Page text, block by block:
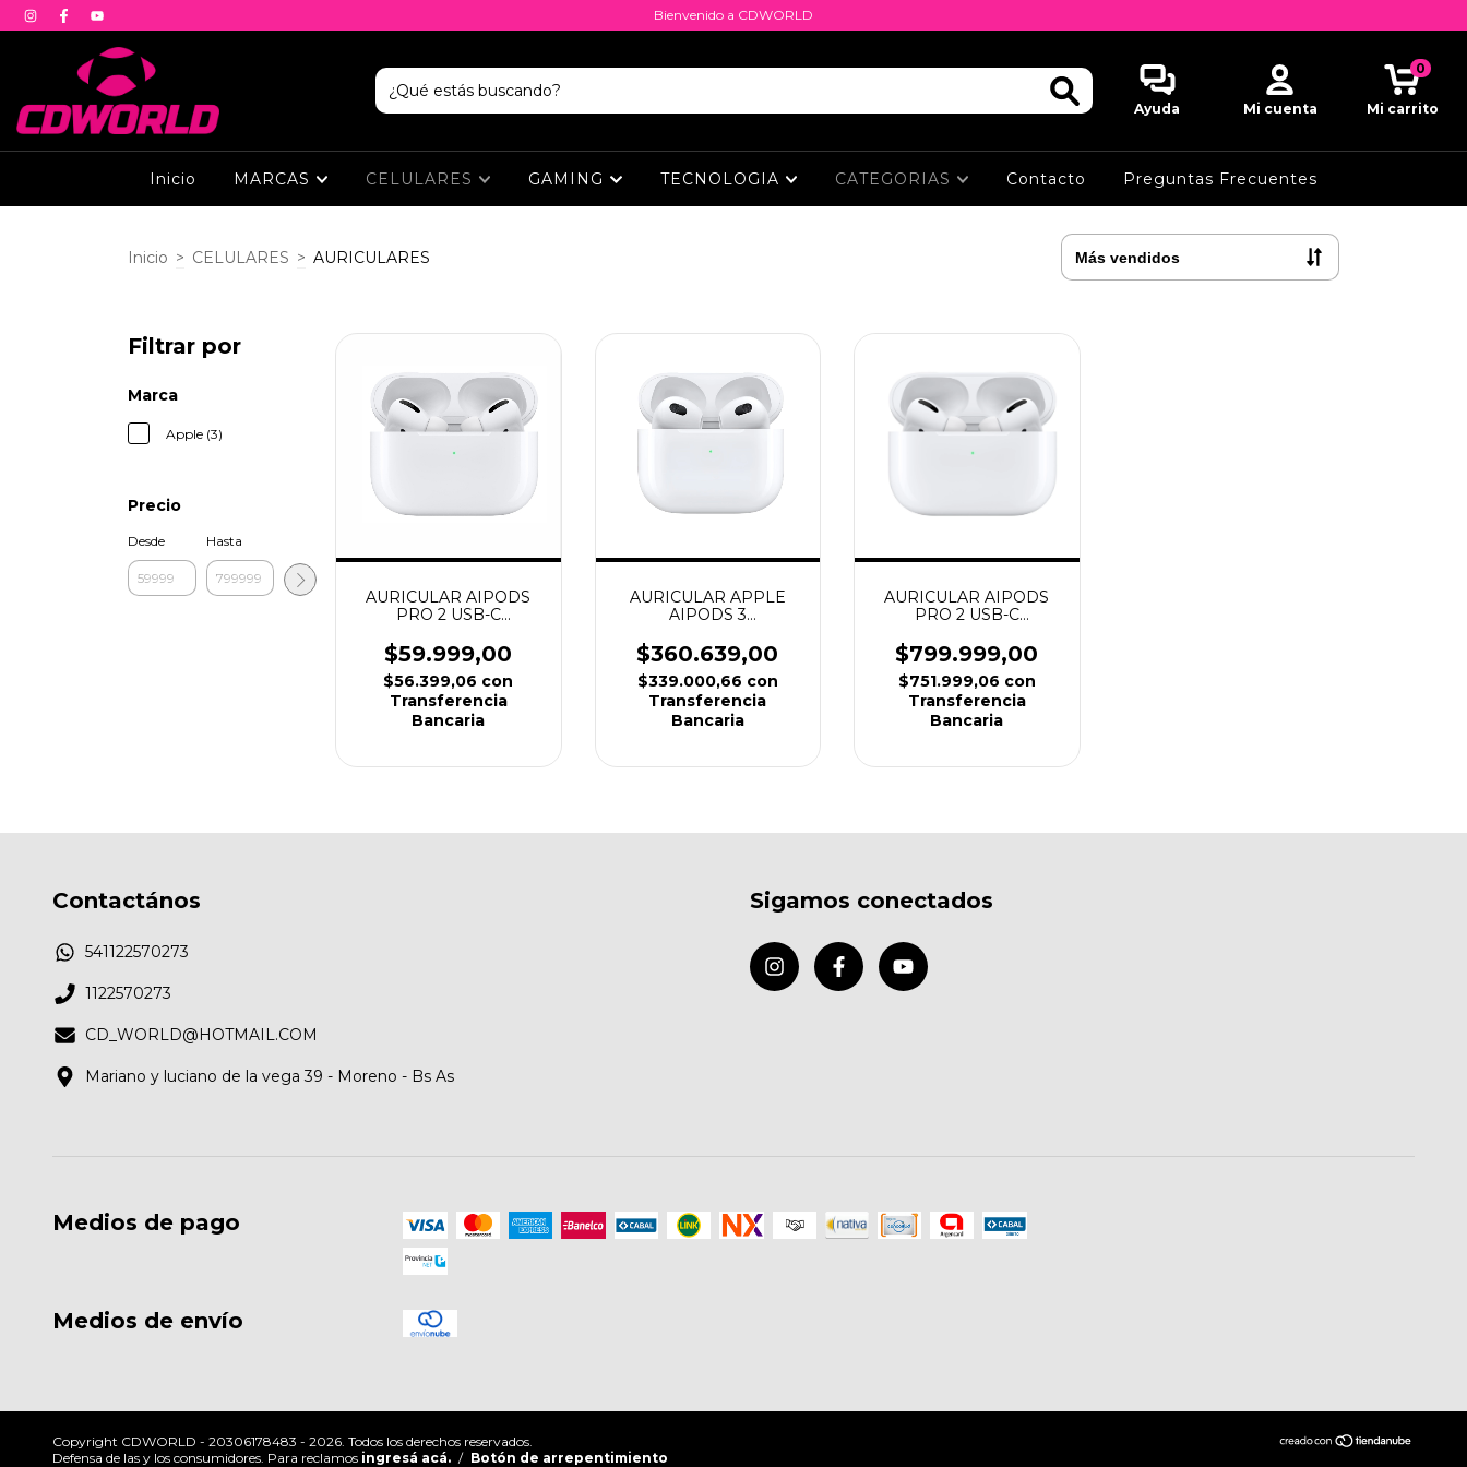
Bienvenido a CDWORLD
Ayuda Mi cuenta Mi carrito
0
Inicio MARCAS CELULARES GAMING TECNOLOGIA CATEGORIAS Contacto Preguntas Frecuentes
Inicio > CELULARES > AURICULARES
Filtrar por
Marca
Apple (3)
Precio
Desde Hasta
AURICULAR AIPODS
PRO 2 USB-C
$59.999,00
$56.399,06 con
Transferencia
Bancaria
AURICULAR APPLE
AIPODS 3
ESTUCHE DE CARGA
MAGSAFE ORIGINAL
$360.639,00
$339.000,66 con
Transferencia
Bancaria
AURICULAR AIPODS
PRO 2 USB-C
$799.999,00
$751.999,06 con
Transferencia
Bancaria
Contactános
541122570273
1122570273
CD_WORLD@HOTMAIL.COM
Mariano y luciano de la vega 39 - Moreno - Bs As
Sigamos conectados
Medios de pago
Medios de envío
Copyright CDWORLD - 20306178483 - 2026. Todos los derechos reservados.
Defensa de las y los consumidores. Para reclamos ingresá acá. / Botón de arrepentimiento